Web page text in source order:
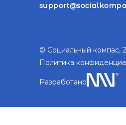
© Социальный компас,
Политика
Разработано